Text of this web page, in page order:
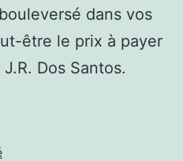
dans vos
être le prix à payer
Dos Santos.